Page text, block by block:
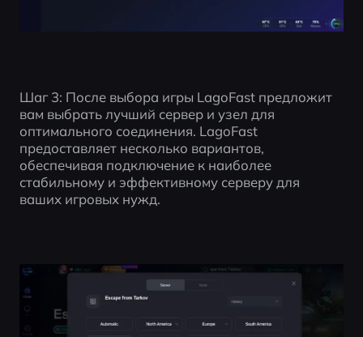
Шаг 3: После выбора игры LagoFast предложит
вам выбрать лучший сервер и узел для
оптимального соединения. LagoFast
предоставляет несколько вариантов,
обеспечивая подключение к наиболее
стабильному и эффективному серверу для
ваших игровых нужд.